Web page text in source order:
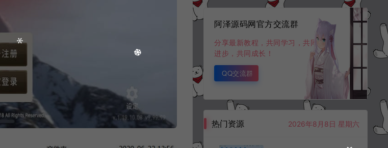
K授权后台+安卓苹果双端+详细搭建
阿泽源码网官方交流群
分享最新教程，共同学习，共同
进步，共同成长！
QQ交流群
热门资源 2026年8月8日 星期六